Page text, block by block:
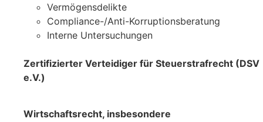
Vermögensdelikte
Compliance-/Anti-Korruptionsberatung
Interne Untersuchungen
Zertifizierter Verteidiger für Steuerstrafrecht (DSV
e.V.)
Wirtschaftsrecht, insbesondere